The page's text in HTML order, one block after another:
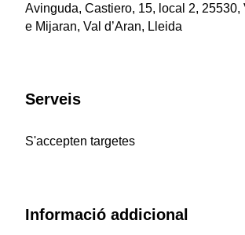
Avinguda, Castiero, 15, local 2, 25530,
e Mijaran, Val d’Aran, Lleida
Serveis
S'accepten targetes
Informació addicional